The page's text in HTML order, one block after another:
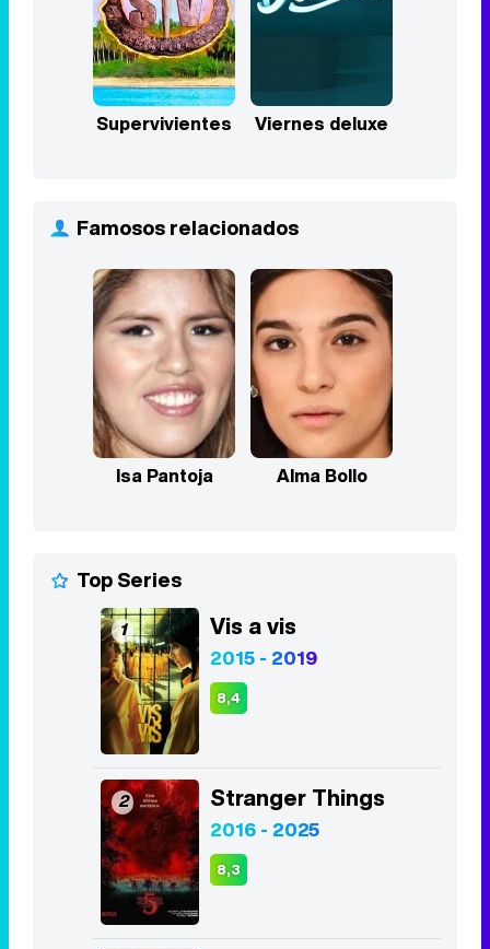
Supervivientes Viernes deluxe
Famosos relacionados
Isa Pantoja Alma Bollo
Top Series
1 Vis a vis
2015 - 2019
8,4
2 Stranger Things
2016 - 2025
8,3